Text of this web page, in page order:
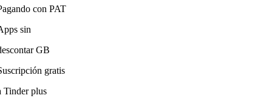
con PAT
sin
GB
gratis
Tinder plus